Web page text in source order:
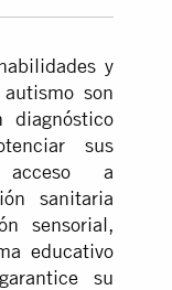
y
son
diagnóstico
sus
acceso a
sanitaria
sensorial,
educativo
su